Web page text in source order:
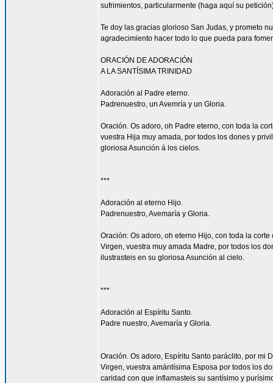
sufrimientos, particularmente (haga aquí su
Te doy las gracias glorioso San Judas, y prometo
agradecimiento hacer todo lo que pueda para
ORACIÓN DE ADORACIÓN
A LA SANTÍSIMA TRINIDAD
Adoración al Padre eterno.
Padrenuestro, un Avemría y un Gloria.
Oración. Os adoro, oh Padre eterno, con toda la
vuestra Hija muy amada, por todos los dones y
gloriosa Asunción á los cielos.
***
Adoración al eterno Hijo.
Padrenuestro, Avemaría y Gloria.
Oración: Os adoro, oh eterno Hijo, con toda la
Virgen, vuestra muy amada Madre, por todos los
ilustrasteis en su gloriosa Asunción al cielo.
***
Adoración al Espíritu Santo.
Padre nuestro, Avemaría y Gloria.
Oración. Os adoro, Espíritu Santo paráclito, por mi
Virgen, vuestra amántísima Esposa por todos los
caridad con que inflamasteis su santísimo y